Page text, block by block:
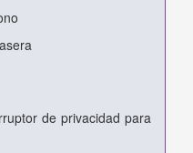
de privacidad para